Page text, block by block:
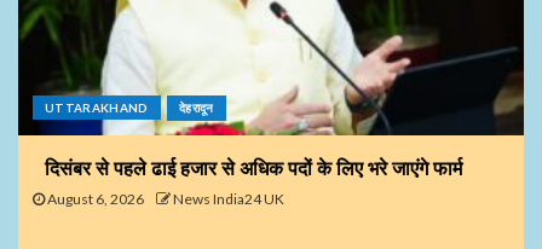
UTTARAKHAND देहरादून
दिसंबर से पहले ढाई हजार से अधिक पदों के लिए भरे जाएंगे फार्म
August 6, 2026 News India24 UK